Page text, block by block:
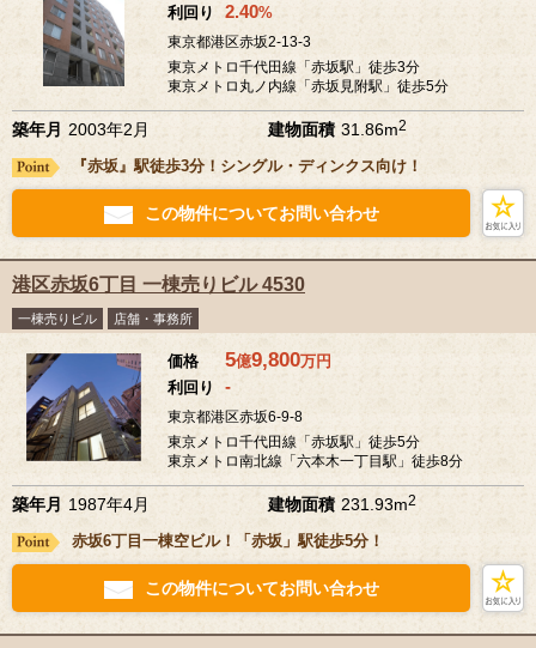
利回り
2.40%
東京都港区赤坂2-13-3
東京メトロ千代田線「赤坂駅」徒歩3分
東京メトロ丸ノ内線「赤坂見附駅」徒歩5分
築年月 2003年2月 建物面積 31.86m2
『赤坂』駅徒歩3分！シングル・ディンクス向け！
この物件についてお問い合わせ
港区赤坂6丁目 ⼀棟売りビル 4530
一棟売りビル 店舗・事務所
価格 5億9,800万円
利回り
-
東京都港区赤坂6-9-8
東京メトロ千代田線「赤坂駅」徒歩5分
東京メトロ南北線「六本木一丁目駅」徒歩8分
築年月 1987年4月 建物面積 231.93m2
赤坂6丁目一棟空ビル！「赤坂」駅徒歩5分！
この物件についてお問い合わせ